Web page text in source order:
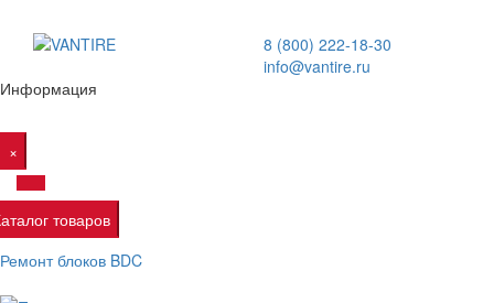
8 (800) 222-18-30
info@vantire.ru
Информация
×
товаров
Ремонт блоков BDC